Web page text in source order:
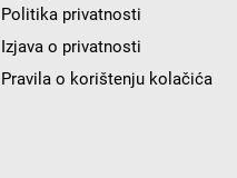
Politika privatnosti
Izjava o privatnosti
Pravila o korištenju kolačića